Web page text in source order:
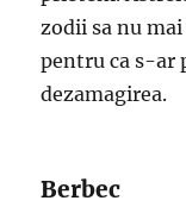
zodii sa nu
pentru ca s-ar
dezamagirea.
Berbec